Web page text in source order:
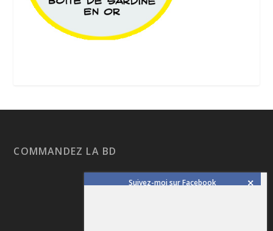
COMMANDEZ LA BD
Suivez-moi sur Facebook